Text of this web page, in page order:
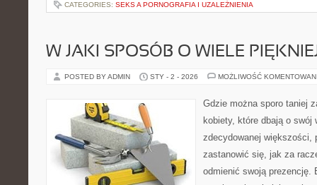
CATEGORIES: SEKS A PORNOGRAFIA I UZALEŻNIENIA
W JAKI SPOSÓB O WIELE
POSTED BY ADMIN STY - 2 - 2026 MOŻLIWOŚĆ
Gdzie można sporo taniej
kobiety, które dbają o swój
zdecydowanej większości,
zastanowić się, jak za
odmienić swoją prezencję.